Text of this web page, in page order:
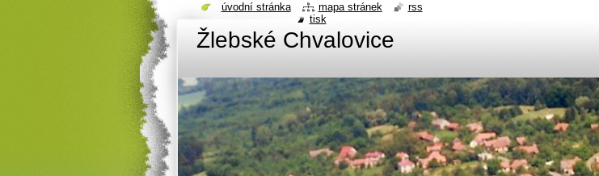
Žlebské Chvalovice
úvodní stránka mapa stránek
rss
tisk